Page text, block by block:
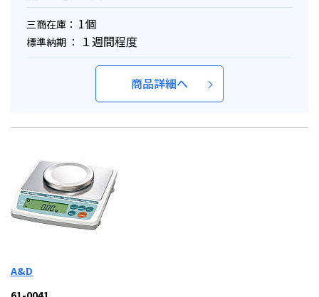
三商在庫： 1個
標準納期 ： １週間程度
商品詳細へ
A&D